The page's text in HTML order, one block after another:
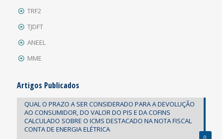
TRF2
TJDFT
ANEEL
MME
Artigos Publicados
0
QUAL O PRAZO A SER CONSIDERADO PARA A DEVOLUÇÃO
AO CONSUMIDOR, DO VALOR DO PIS E DA COFINS
CALCULADO SOBRE O ICMS DESTACADO NA NOTA FISCAL
CONTA DE ENERGIA ELÉTRICA